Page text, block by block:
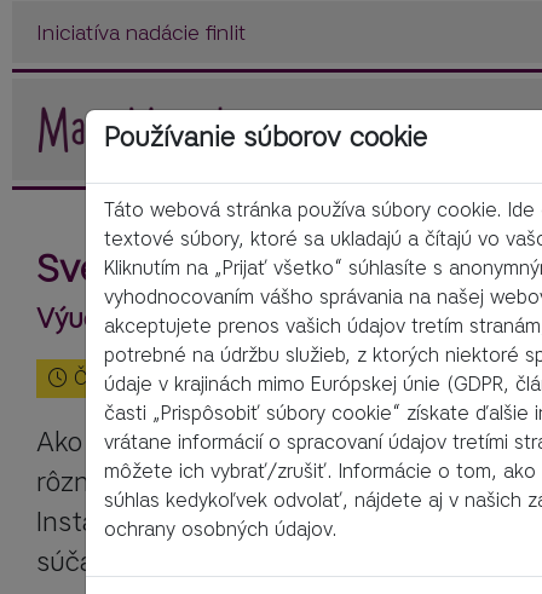
Iniciatíva nadácie finlit
Svet médií
Výučbový materiál na 90 minút
Čas čítania:3Minúty
Ako deti rastú, zohrávajú čoraz
rôznych mediálnych formátoch.
Instagram, Snapchat, Whats-App a
súčasťou každodenného života.
Používanie súborov cookie
Táto webová stránka používa súbory cookie. Ide
textové súbory, ktoré sa ukladajú a čítajú vo
Kliknutím na „Prijať všetko“ súhlasíte s
vyhodnocovaním vášho správania na našej
akceptujete prenos vašich údajov tretím
potrebné na údržbu služieb, z ktorých niektoré
údaje v krajinách mimo Európskej únie (GDPR,
časti „Prispôsobiť súbory cookie“ získate ďalšie
vrátane informácií o spracovaní údajov tretími
môžete ich vybrať/zrušiť. Informácie o tom, ako
súhlas kedykoľvek odvolať, nájdete aj v našich
ochrany osobných údajov.